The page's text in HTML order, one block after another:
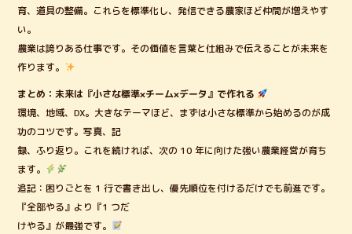
育、道具の整備。これらを標準化し、発信できる農家ほど仲間が増えやす
い。
農業は誇りある仕事です。その価値を言葉と仕組みで伝えることが未来を
作ります。
まとめ：未来は『小さな標準×チーム×データ』で作れる
環境、地域、DX。大きなテーマほど、まずは小さな標準から始めるのが成
功のコツです。写真、記
録、ふり返り。これを続ければ、次の 10 年に向けた強い農業経営が育ち
ます。
追記：困りごとを 1 行で書き出し、優先順位を付けるだけでも前進です。
『全部やる』より『1 つだ
けやる』が最強です。